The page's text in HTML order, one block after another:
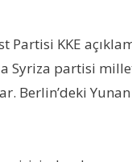
KKE
partisi
Berlin’deki